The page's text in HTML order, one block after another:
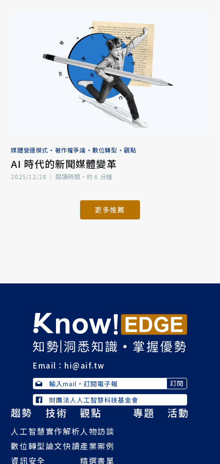
媒體營運模式 • 著作權爭議 •數位轉型 •觀點
AI 時代的新聞媒體變革
2025/12/28 | 閱讀時間‧約 6 分鐘
更多推薦
Email： hi@aif.tw
財團法人人工智慧科技基金會
趨勢
人工智慧
數位轉型
資訊安全
技術
實作解析
論文快讀
觀點
人物訪談
產業案例
精選書單
專題 活動